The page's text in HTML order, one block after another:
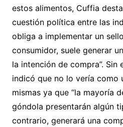
estos alimentos, Cuffia
cuestión política entre las
obliga a implementar un
consumidor, suele generar
la intención de compra”. Sin
indicó que no lo vería como
mismas ya que “la mayoría
góndola presentarán algún
contrario, generará una